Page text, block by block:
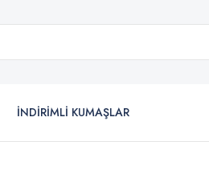
İNDİRİMLİ KUMAŞLAR